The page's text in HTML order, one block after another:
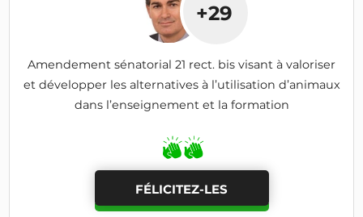
+29
Amendement sénatorial 21 rect. bis visant à valoriser
et développer les alternatives à l’utilisation d’animaux
dans l’enseignement et la formation
FÉLICITEZ-LES